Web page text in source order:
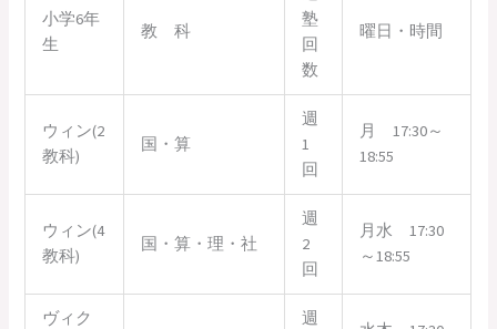
小学6年
生
教 科
塾
回
数
曜日・時間
ウィン(2
教科)
国・算
週
1
回
月 17:30～
18:55
ウィン(4
教科)
国・算・理・社
週
2
回
月水 17:30
～18:55
ヴィク
週